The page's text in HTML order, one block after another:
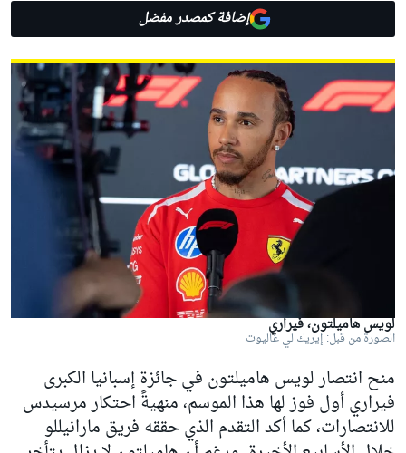
إضافة كمصدر مفضل
لويس هاميلتون، فيراري
الصورة من قبل: إيريك لي غاليوت
منح انتصار لويس هاميلتون في جائزة إسبانيا الكبرى
فيراري أول فوز لها هذا الموسم، منهيةً احتكار مرسيدس
للانتصارات، كما أكد التقدم الذي حققه فريق مارانيللو